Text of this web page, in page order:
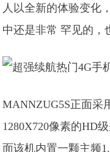
人以全新的体验变化
中还是非常 罕见的，
MANNZUG5S正面采
1280X720像素的HD
面该机内置一颗主频